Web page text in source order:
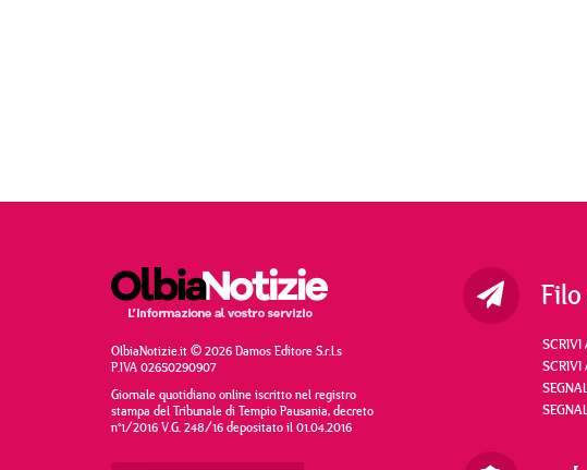
OlbiaNotizie.it © 2026 Damos Editore S.r.l.s
P.IVA 02650290907
Giornale quotidiano online iscritto nel registro
stampa del Tribunale di Tempio Pausania, decreto
n°1/2016 V.G. 248/16 depositato il 01.04.2016
SCRIVI
SCRIVI